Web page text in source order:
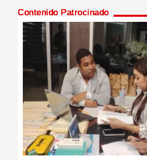
Contenido Patrocinado